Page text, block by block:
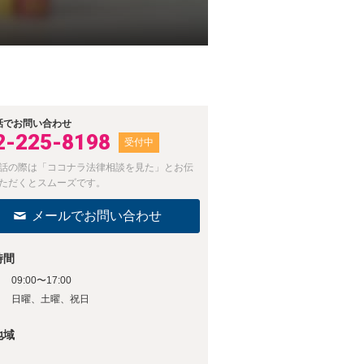
でお問い合わせ
225-8198 受付中
の際は「ココナラ法律相談を見た」とお伝
だくとスムーズです。
メールでお問い合わせ
09:00〜17:00
日曜、土曜、祝日
域